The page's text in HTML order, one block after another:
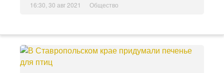
16:30, 30 авг 2021 Общество